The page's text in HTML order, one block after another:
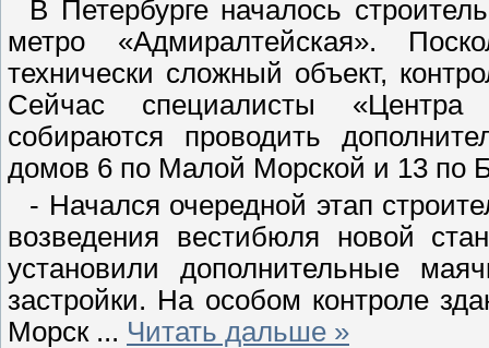
В Петербурге началось
метро «Адмиралтейская».
технически сложный объект,
Сейчас специалисты «Центра
собираются проводить
домов 6 по Малой Морской и 13 по
- Начался очередной этап
возведения вестибюля новой
установили дополнительные
застройки. На особом контроле
Морск ... Читать дальше »